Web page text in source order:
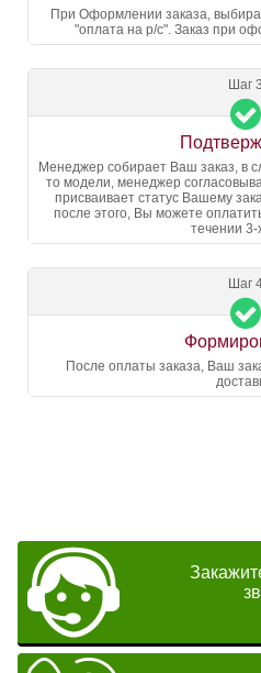
При Оформлении заказа,
"оплата на р/с". Заказ при
Шаг 3
Менеджер собирает Ваш заказ, в
то модели, менеджер
присваивает статус Вашему
после этого, Вы можете
течении 3-
Шаг
После оплаты заказа, Ваш